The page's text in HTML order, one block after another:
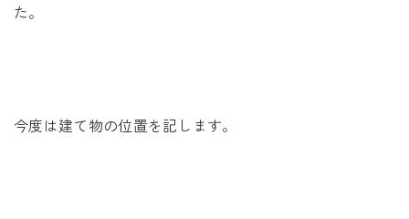
た。
今度は建て物の位置を記します。